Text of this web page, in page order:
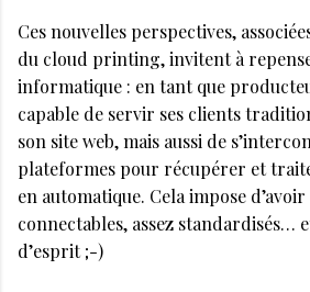
Ces nouvelles perspectives,
du cloud printing, invitent à
informatique : en tant que
capable de servir ses clients
son site web, mais aussi de
plateformes pour récupérer et
en automatique. Cela impose
connectables, assez standardisés…
d’esprit ;-)